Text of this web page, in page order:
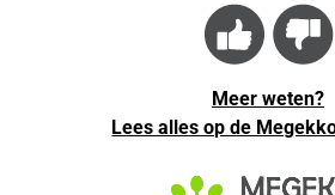
Meer weten?
Lees alles op de